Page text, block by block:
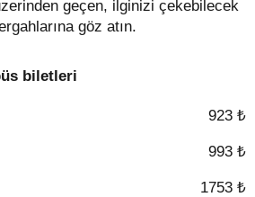
geçen, ilginizi çekebilecek
göz atın.
biletleri
923 ₺
993 ₺
1753 ₺